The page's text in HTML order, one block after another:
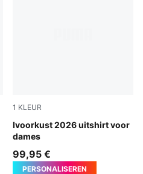
1 KLEUR
Ivoorkust 2026 uitshirt voor
dames
PUMA White-Warm Chestnut
99,95 €
PERSONALISEREN